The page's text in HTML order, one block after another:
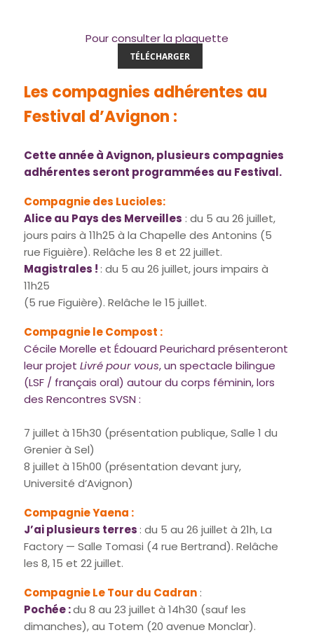
Pour consulter la plaquette
TÉLÉCHARGER
Les compagnies adhérentes au
Festival d’Avignon :
Cette année à Avignon, plusieurs compagnies
adhérentes seront programmées au Festival.
Compagnie des Lucioles:
Alice au Pays des Merveilles : du 5 au 26 juillet,
jours pairs à 11h25 à la Chapelle des Antonins (5
rue Figuière). Relâche les 8 et 22 juillet.
Magistrales ! : du 5 au 26 juillet, jours impairs à
11h25
(5 rue Figuière). Relâche le 15 juillet.
Compagnie leCompost :
Cécile Morelle et Édouard Peurichard présenteront
leur projetLivré pour vous, un spectacle bilingue
(LSF / français oral) autour du corps féminin, lors
des Rencontres SVSN :
7 juillet à 15h30 (présentation publique, Salle 1 du
Grenier à Sel)
8 juillet à 15h00 (présentation devant jury,
Université d’Avignon)
CompagnieYaena :
J’ai plusieurs terres : du 5 au 26 juillet à 21h, La
Factory — Salle Tomasi (4 rue Bertrand). Relâche
les 8, 15 et 22 juillet.
CompagnieLe Tour du Cadran :
Pochée :du 8 au 23 juillet à 14h30 (sauf les
dimanches), au Totem (20 avenue Monclar).